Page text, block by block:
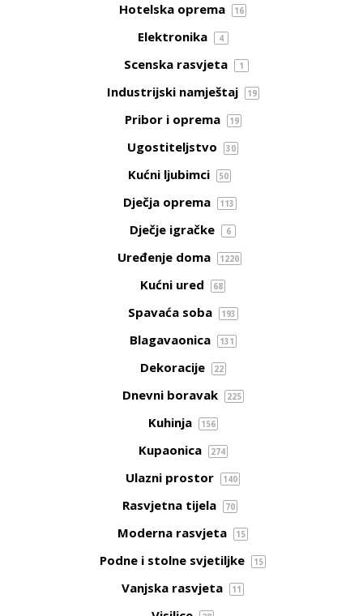
Hotelska oprema 16
Elektronika 4
Scenska rasvjeta 1
Industrijski namještaj 19
Pribor i oprema 19
Ugostiteljstvo 30
Kućni ljubimci 50
Dječja oprema 113
Dječje igračke 6
Uređenje doma 1220
Kućni ured 68
Spavaća soba 193
Blagavaonica 131
Dekoracije 22
Dnevni boravak 225
Kuhinja 156
Kupaonica 274
Ulazni prostor 140
Rasvjetna tijela 70
Moderna rasvjeta 15
Podne i stolne svjetiljke 15
Vanjska rasvjeta 11